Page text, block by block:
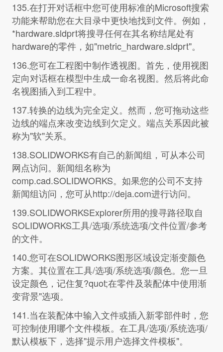
135.在打开对话框中您可使用标准的Microsoft搜索
功能来帮助您在大目录中更快地找到文件。例如，
*hardware.sldprt将搜寻任何在其名称结尾处有
hardware的零件，如"metric_hardware.sldprt"。
136.您可在工程图中制作透视图。首先，使用视图
定向对话框在模型中生成一命名视图。然后将此命
名视图插入到工程中。
137.转换的边线为完全定义。然而，您可拖动这些
边线的端点来改变边线到欠定义。端点关系因此被
称为"软"关系。
138.SOLIDWORKS有自己的新闻组，可从本公司
网点访问。新闻组名称为
comp.cad.SOLIDWORKS。如果您的公司不支持
新闻组访问，您可从http://deja.com进行访问。
139.SOLIDWORKSExplorer所用的搜寻路径取自
SOLIDWORKS工具/选项/系统选项/文件位置/参考
的文件。
140.您可在SOLIDWORKS图形区域设定渐变颜色
方案。其位置在工具/选项/系统选项/颜色。您一旦
设定颜色，记住复?quot;在零件及装配体中使用渐
变背景"选项。
141.当在装配体中输入文件或插入新零部件时，您
可控制使用哪个文件模板。在工具/选项/系统选项/
默认模板下，选择"提示用户选择文件模板"。